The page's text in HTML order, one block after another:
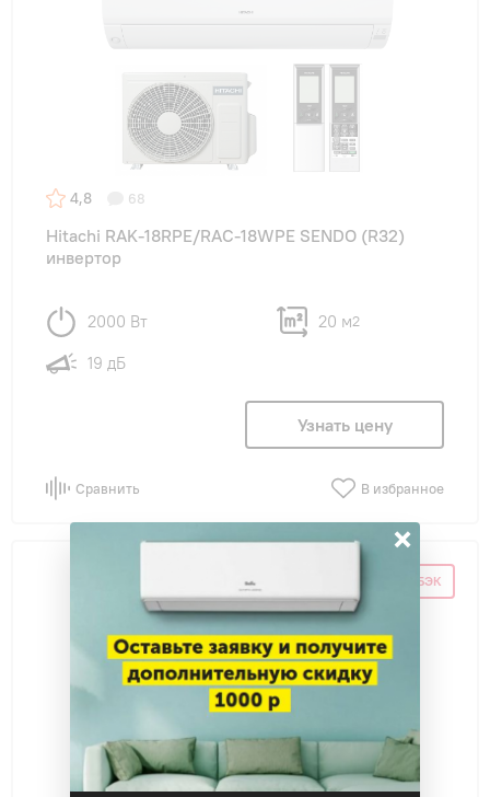
4,8 68
Hitachi RAK-18RPE/RAC-18WPE SENDO (R32)
инвертор
2000 Вт 20 м2
19 дБ
Узнать цену
Сравнить В избранное
СУПЕР КЭШБЭК
×